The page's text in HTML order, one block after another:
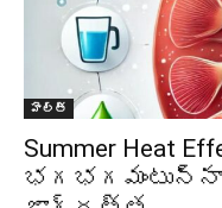
హెల్త్‌
Summer Heat